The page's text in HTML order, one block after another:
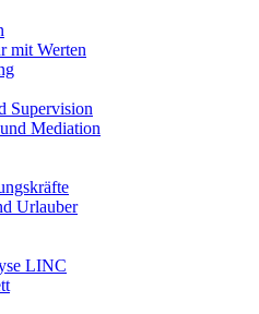
mit Werten
Supervision
Mediation
Urlauber
LINC